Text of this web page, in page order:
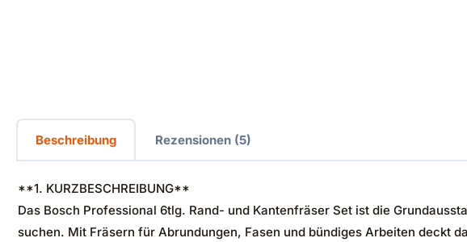
Beschreibung Rezensionen (5)
**1. KURZBESCHREIBUNG**
Das Bosch Professional 6tlg. Rand- und Kantenfräser Set ist die
suchen. Mit Fräsern für Abrundungen, Fasen und bündiges Arbeiten deckt